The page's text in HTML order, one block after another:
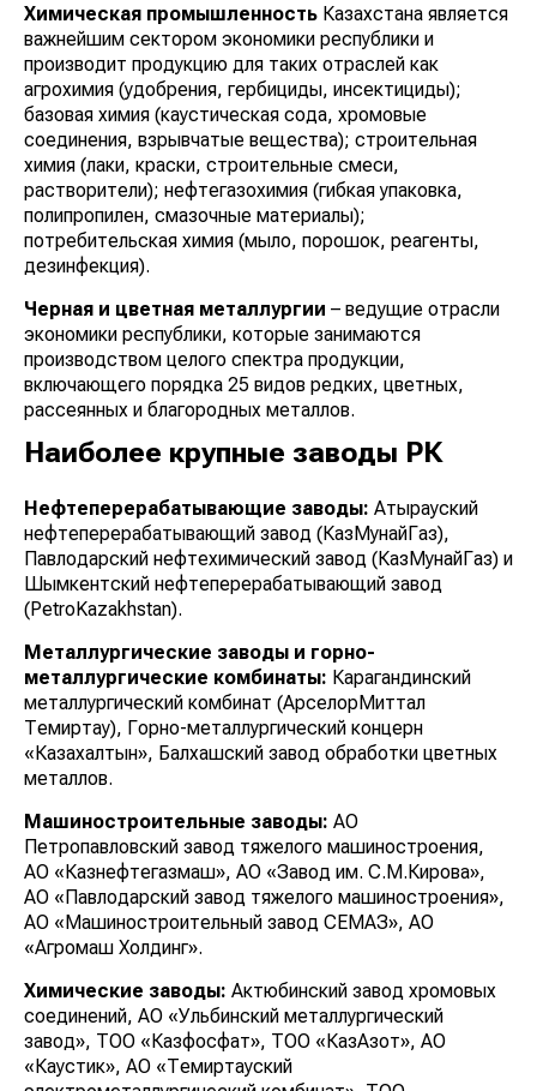
Химическая промышленность Казахстана является
важнейшим сектором экономики республики и
производит продукцию для таких отраслей как
агрохимия (удобрения, гербициды, инсектициды);
базовая химия (каустическая сода, хромовые
соединения, взрывчатые вещества); строительная
химия (лаки, краски, строительные смеси,
растворители); нефтегазохимия (гибкая упаковка,
полипропилен, смазочные материалы);
потребительская химия (мыло, порошок, реагенты,
дезинфекция).
Черная и цветная металлургии – ведущие отрасли
экономики республики, которые занимаются
производством целого спектра продукции,
включающего порядка 25 видов редких, цветных,
рассеянных и благородных металлов.
Наиболее крупные заводы РК
Нефтеперерабатывающие заводы: Атырауский
нефтеперерабатывающий завод (КазМунайГаз),
Павлодарский нефтехимический завод (КазМунайГаз) и
Шымкентский нефтеперерабатывающий завод
(PetroKazakhstan).
Металлургические заводы и горно-
металлургические комбинаты: Карагандинский
металлургический комбинат (АрселорМиттал
Темиртау), Горно-металлургический концерн
«Казахалтын», Балхашский завод обработки цветных
металлов.
Машиностроительные заводы: АО
Петропавловский завод тяжелого машиностроения,
АО «Казнефтегазмаш», АО «Завод им. С.М.Кирова»,
АО «Павлодарский завод тяжелого машиностроения»,
АО «Машиностроительный завод СЕМАЗ», АО
«Агромаш Холдинг».
Химические заводы: Актюбинский завод хромовых
соединений, АО «Ульбинский металлургический
завод», ТОО «Казфосфат», ТОО «КазАзот», АО
«Каустик», АО «Темиртауский